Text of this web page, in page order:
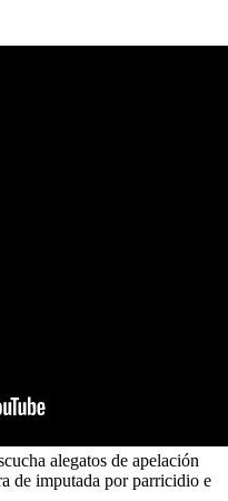
alegatos de apelación
de imputada por parricidio e